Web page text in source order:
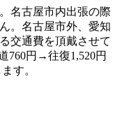
名古屋市内出張の際
。名古屋市外、愛知
交通費を頂戴させて
760円→往復1,520円
す。